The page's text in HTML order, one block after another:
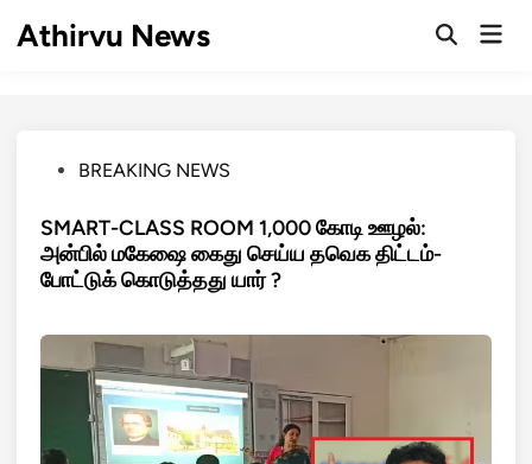
Athirvu News
OpenMain
PostedBREAKING NEWS
SMART-CLASS ROOM 1,000 கோடி ஊழல்:
அன்பில் மகேஷை கைது செய்ய தவெக திட்டம்-
போட்டுக் கொடுத்தது யார் ?